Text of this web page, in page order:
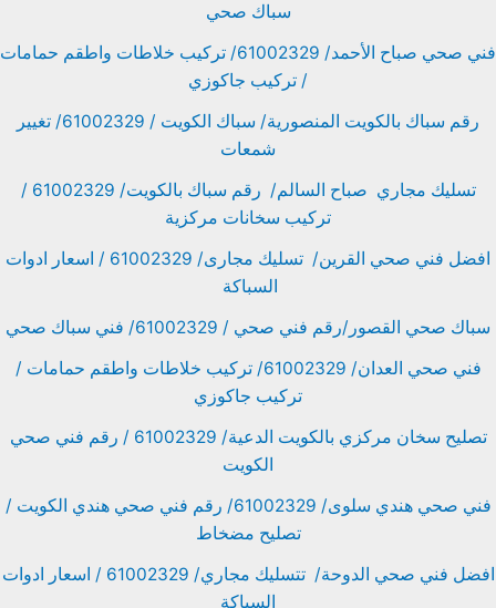
سباك صحي
فني صحي صباح الأحمد/ 61002329/ تركيب خلاطات واطقم حمامات
/ تركيب جاكوزي
رقم سباك بالكويت المنصورية/ سباك الكويت / 61002329/ تغيير
شمعات
تسليك مجاري صباح السالم/ رقم سباك بالكويت/ 61002329 /
تركيب سخانات مركزية
افضل فني صحي القرين/ تسليك مجارى/ 61002329 / اسعار ادوات
السباكة
سباك صحي القصور/رقم فني صحي / 61002329/ فني سباك صحي
فني صحي العدان/ 61002329/ تركيب خلاطات واطقم حمامات /
تركيب جاكوزي
تصليح سخان مركزي بالكويت الدعية/ 61002329 / رقم فني صحي
الكويت
فني صحي هندي سلوى/ 61002329/ رقم فني صحي هندي الكويت /
تصليح مضخاط
افضل فني صحي الدوحة/ تتسليك مجاري/ 61002329 / اسعار ادوات
السباكة